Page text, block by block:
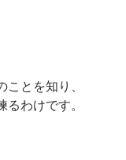
とを知り、
わけです。